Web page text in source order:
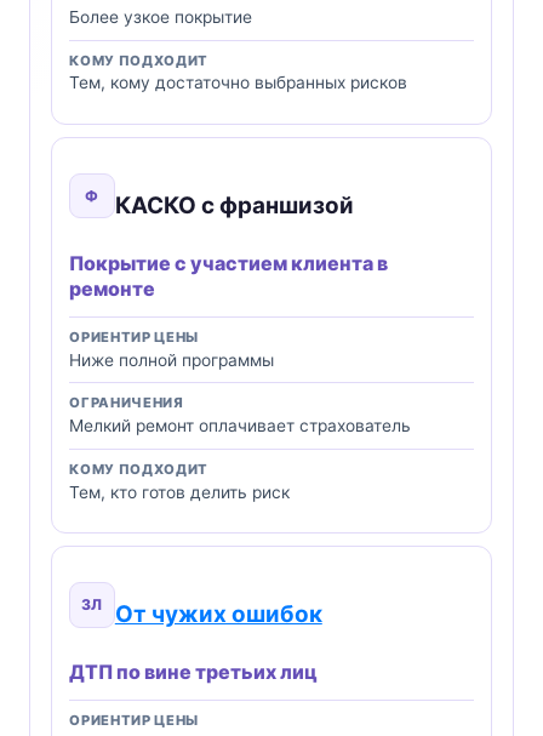
Более узкое покрытие
КОМУ ПОДХОДИТ
Тем, кому достаточно выбранных рисков
Ф КАСКО с франшизой
Покрытие с участием клиента в
ремонте
ОРИЕНТИР ЦЕНЫ
Ниже полной программы
ОГРАНИЧЕНИЯ
Мелкий ремонт оплачивает страхователь
КОМУ ПОДХОДИТ
Тем, кто готов делить риск
3Л От чужих ошибок
ДТП по вине третьих лиц
ОРИЕНТИР ЦЕНЫ